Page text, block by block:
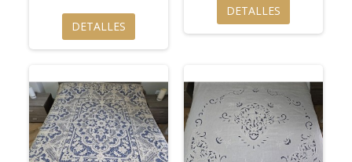
DETALLES
DETALLES